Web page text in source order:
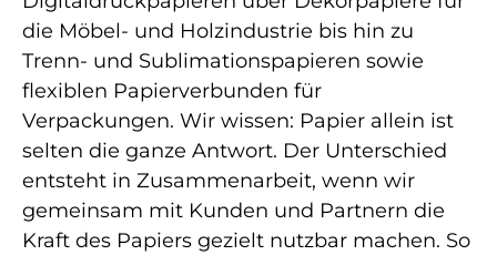
die Möbel- und Holzindustrie bis hin zu
Trenn- und Sublimationspapieren sowie
flexiblen Papierverbunden für
Verpackungen. Wir wissen: Papier allein ist
selten die ganze Antwort. Der Unterschied
entsteht in Zusammenarbeit, wenn wir
gemeinsam mit Kunden und Partnern die
Kraft des Papiers gezielt nutzbar machen. So